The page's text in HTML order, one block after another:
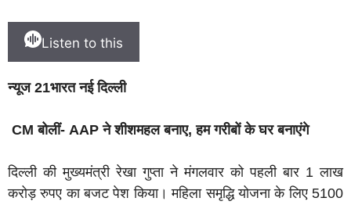
Listen to this
न्यूज 21भारत नई दिल्ली
CM बोलीं- AAP ने शीशमहल बनाए, हम गरीबों के घर बनाएंगे
दिल्ली की मुख्यमंत्री रेखा गुप्ता ने मंगलवार को पहली बार 1 लाख
करोड़ रुपए का बजट पेश किया। महिला समृद्धि योजना के लिए 5100